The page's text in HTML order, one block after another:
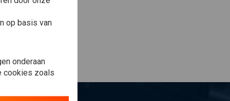
op basis van
onderaan
cookies zoals